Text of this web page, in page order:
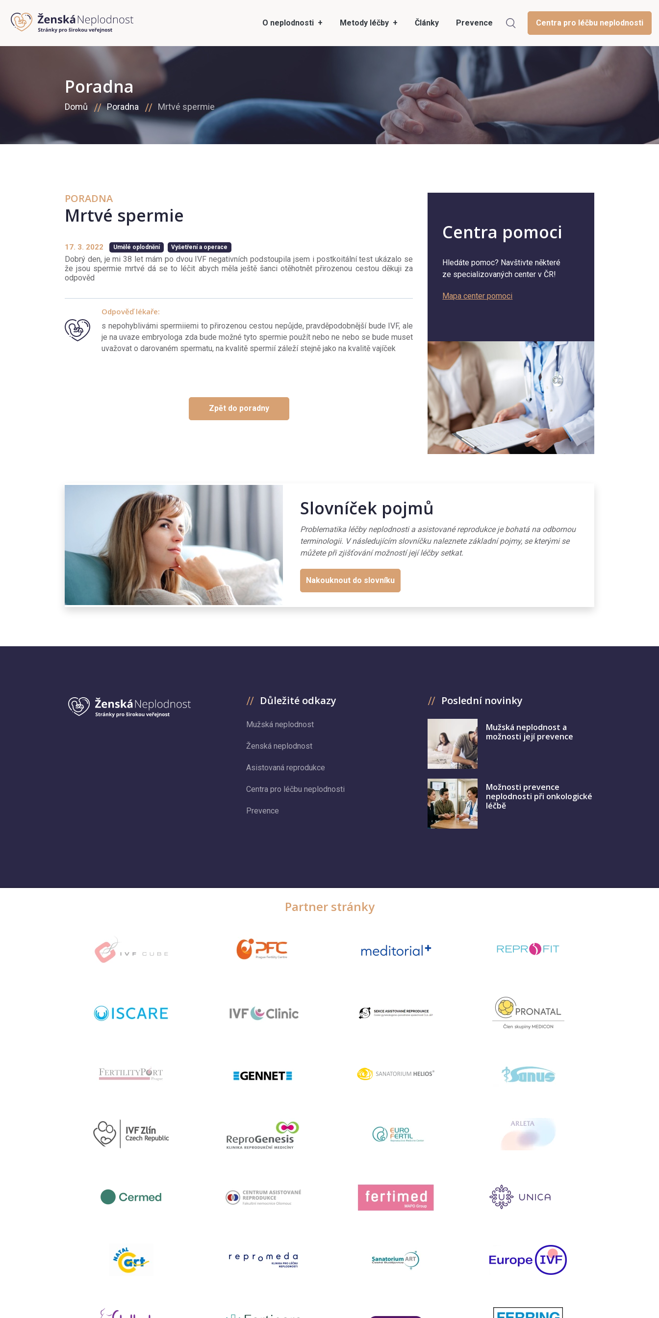
O neplodnosti Metody léčby Články Prevence Centra pro léčbu neplodnosti
Poradna
Domů Poradna Mrtvé spermie
PORADNA
Mrtvé spermie
17. 3. 2022 Umělé oplodnění Vyšetření a operace
Dobrý den, je mi 38 let mám po dvou IVF negativních podstoupila jsem i postkoitální test ukázalo se
že jsou spermie mrtvé dá se to léčit abych měla ještě šanci otěhotnět přirozenou cestou děkuji za
odpověd
Odpověď lékaře:
s nepohyblivámi spermiiemi to přirozenou cestou nepůjde, pravděpodobnější bude IVF, ale
je na uvaze embryologa zda bude možné tyto spermie použít nebo ne nebo se bude muset
uvažovat o darovaném spermatu, na kvalitě spermií záleží stejně jako na kvalitě vajíček
Zpět do poradny
Centra pomoci
Hledáte pomoc? Navštivte některé
ze specializovaných center v ČR!
Mapa center pomoci
Slovníček pojmů
Problematika léčby neplodnosti a asistované reprodukce je bohatá na odbornou
terminologii. V následujícím slovníčku naleznete základní pojmy, se kterými se
můžete při zjišťování možností její léčby setkat.
Nakouknout do slovníku
Důležité odkazy
Mužská neplodnost
Ženská neplodnost
Asistovaná reprodukce
Centra pro léčbu neplodnosti
Prevence
Poslední novinky
Mužská neplodnost a
možnosti její prevence
Možnosti prevence
neplodnosti při onkologické
léčbě
Partner stránky